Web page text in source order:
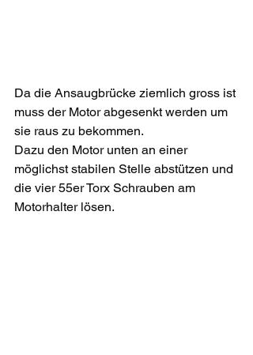
Da die Ansaugbrücke ziemlich gross ist
muss der Motor abgesenkt werden um
sie raus zu bekommen.
Dazu den Motor unten an einer
möglichst stabilen Stelle abstützen und
die vier 55er Torx Schrauben am
Motorhalter lösen.